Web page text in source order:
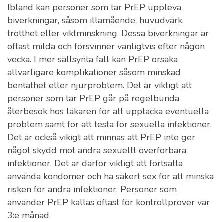
Ibland kan personer som tar PrEP uppleva
biverkningar, såsom illamående, huvudvärk,
trötthet eller viktminskning. Dessa biverkningar är
oftast milda och försvinner vanligtvis efter någon
vecka. I mer sällsynta fall kan PrEP orsaka
allvarligare komplikationer såsom minskad
bentäthet eller njurproblem. Det är viktigt att
personer som tar PrEP går på regelbunda
återbesök hos läkaren för att upptäcka eventuella
problem samt för att testa för sexuella infektioner.
Det är också vikigt att minnas att PrEP inte ger
något skydd mot andra sexuellt överförbara
infektioner. Det är därför viktigt att fortsätta
använda kondomer och ha säkert sex för att minska
risken för andra infektioner. Personer som
använder PrEP kallas oftast för kontrollprover var
3:e månad.